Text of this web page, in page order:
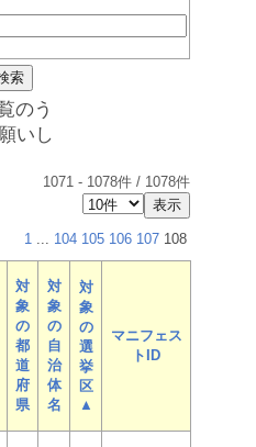
のう
いし
1071 - 1078件 / 1078件
1 ... 104 105 106 107 108
対
象
の
都
道
府
県
対
象
の
自
治
体
名
対
象
の
選
挙
区
▲
マニフェス
トID